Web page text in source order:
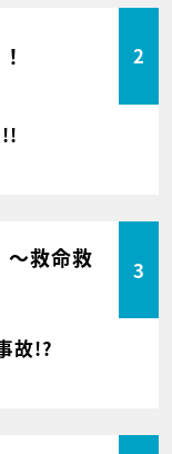
2
～救命救
3
故!?